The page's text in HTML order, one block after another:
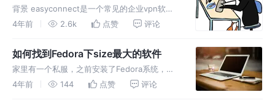
背景 easyconnect是一个常见的企业vpn软
件，而且是一个闭源软件，这就导致它没有很多
调试。 我目前遇到的一个问题是，目前公司正
在试用一种新的连办公网
4年前 2.6k 点赞 评论
如何找到Fedora下size最大的软件
家里有一个私服，之前安装了Fedora系统，最
近想升级一下。 其实之前的版本也不低，是
4年前 144 点赞 评论